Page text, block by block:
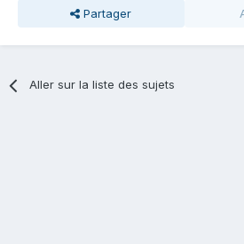
Partager
Aller sur la liste des sujets